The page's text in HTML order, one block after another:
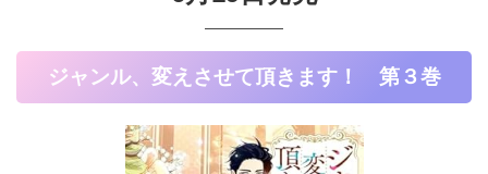
ジャンル、変えさせて頂きます！ 第３巻